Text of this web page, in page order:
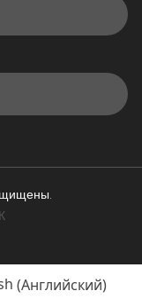
(Английский)